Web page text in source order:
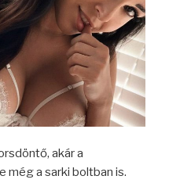
akár a
még a sarki boltban is.